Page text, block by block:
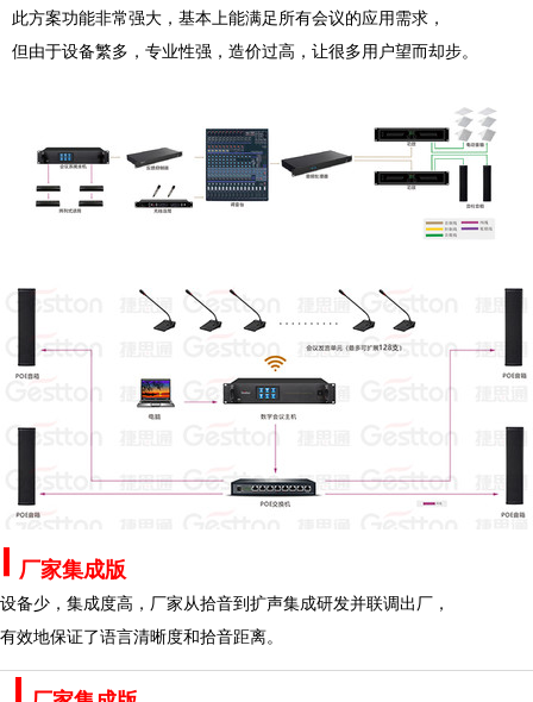
此方案功能非常强大，基本上能满足所有会议的应用需求，
但由于设备繁多，专业性强，造价过高，让很多用户望而却步。
厂家集成版
设备少，集成度高，厂家从拾音到扩声集成研发并联调出厂，
有效地保证了语言清晰度和拾音距离。